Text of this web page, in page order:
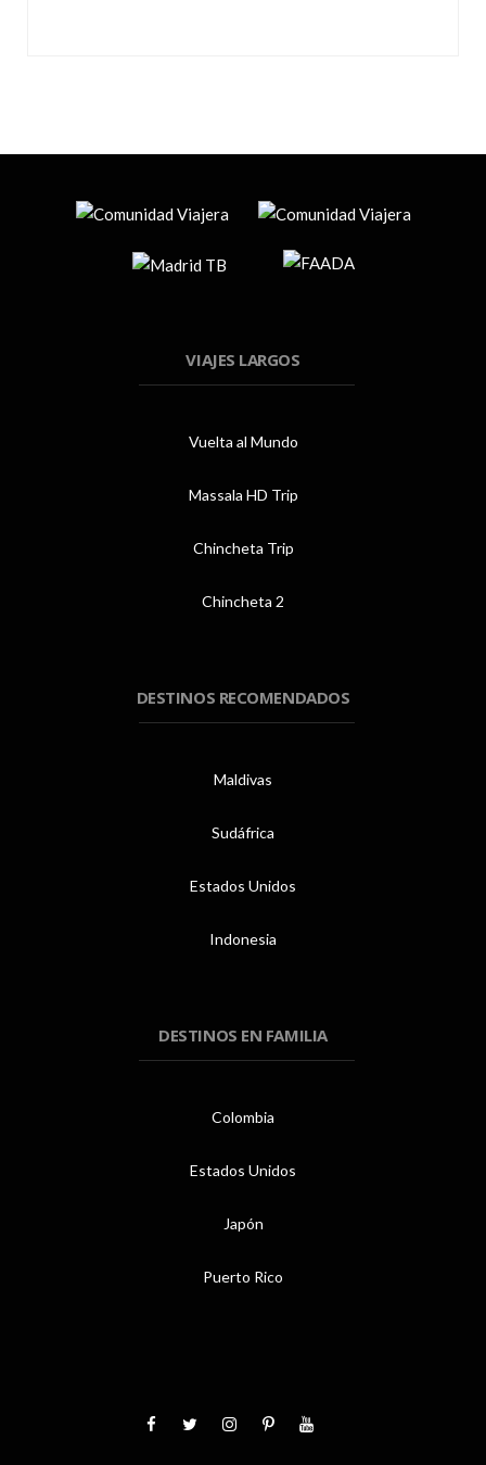
VIAJES LARGOS
Vuelta al Mundo
Massala HD Trip
Chincheta Trip
Chincheta 2
DESTINOS RECOMENDADOS
Maldivas
Sudáfrica
Estados Unidos
Indonesia
DESTINOS EN FAMILIA
Colombia
Estados Unidos
Japón
Puerto Rico